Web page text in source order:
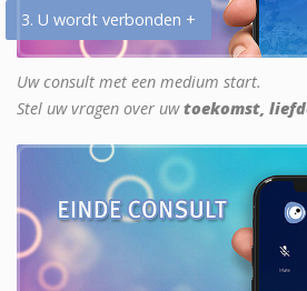
3. U wordt verbonden +
Uw consult met een medium start.
Stel uw vragen over uwtoekomst,